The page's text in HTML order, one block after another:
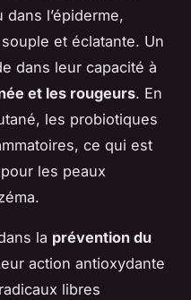
dans l’épiderme,
et éclatante. Un
dans leur capacité à
et les rougeurs. En
les probiotiques
ce qui est
les peaux
la prévention du
action antioxydante
libres